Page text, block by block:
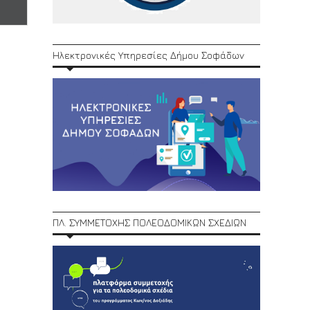
Ηλεκτρονικές Υπηρεσίες Δήμου Σοφάδων
ΠΛ. ΣΥΜΜΕΤΟΧΗΣ ΠΟΛΕΟΔΟΜΙΚΩΝ ΣΧΕΔΙΩΝ